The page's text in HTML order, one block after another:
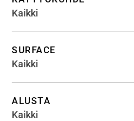
Kaikki
SURFACE
Kaikki
ALUSTA
Kaikki